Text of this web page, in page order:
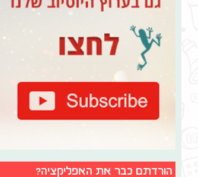
הורדתם כבר את האפליקציה?